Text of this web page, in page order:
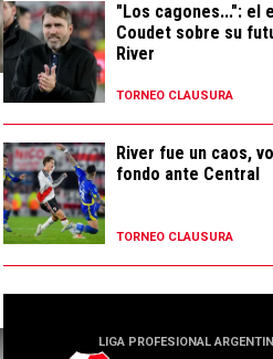
"Los cagones...": el
Coudet sobre su
River
TORNEO CLAUSURA
River fue un caos,
fondo ante Central
TORNEO CLAUSURA
LIGA PROFESIONAL